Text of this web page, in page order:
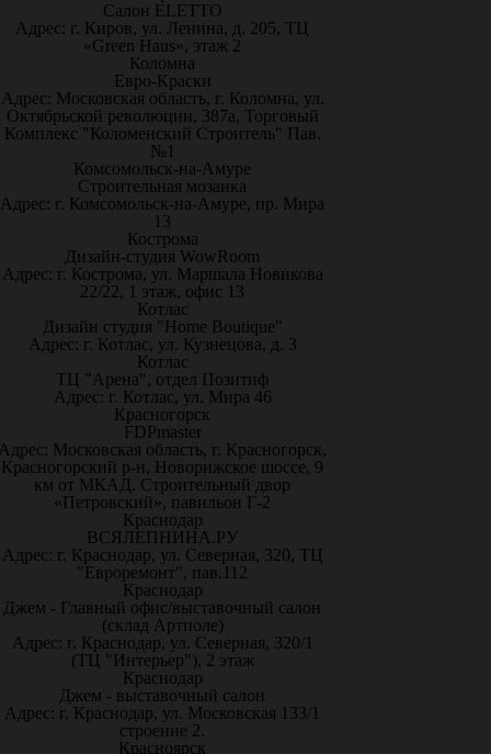
Салон ELETTO
Адрес: г. Киров, ул. Ленина, д. 205, ТЦ
«Green Haus», этаж 2
Коломна
Евро-Краски
Адрес: Московская область, г. Коломна, ул.
Октябрьской революции, 387а, Торговый
Комплекс "Коломенский Строитель" Пав.
№1
Комсомольск-на-Амуре
Строительная мозаика
Адрес: г. Комсомольск-на-Амуре, пр. Мира
13
Кострома
Дизайн-студия WowRoom
Адрес: г. Кострома, ул. Маршала Новикова
22/22, 1 этаж, офис 13
Котлас
Дизайн студия "Home Boutique"
Адрес: г. Котлас, ул. Кузнецова, д. 3
Котлас
ТЦ "Арена", отдел Позитиф
Адрес: г. Котлас, ул. Мира 46
Красногорск
FDPmaster
Московская область, г. Красногорск,
Красногорский р-н, Новорижское шоссе, 9
км от МКАД. Строительный двор
«Петровский», павильон Г-2
Краснодар
ВСЯЛЕПНИНА.РУ
Адрес: г. Краснодар, ул. Северная, 320, ТЦ
"Евроремонт", пав.112
Краснодар
Джем - Главный офис/выставочный салон
(склад Артполе)
Адрес: г. Краснодар, ул. Северная, 320/1
(ТЦ "Интерьер"), 2 этаж
Краснодар
Джем - выставочный салон
Адрес: г. Краснодар, ул. Московская 133/1
строение 2.
Красноярск